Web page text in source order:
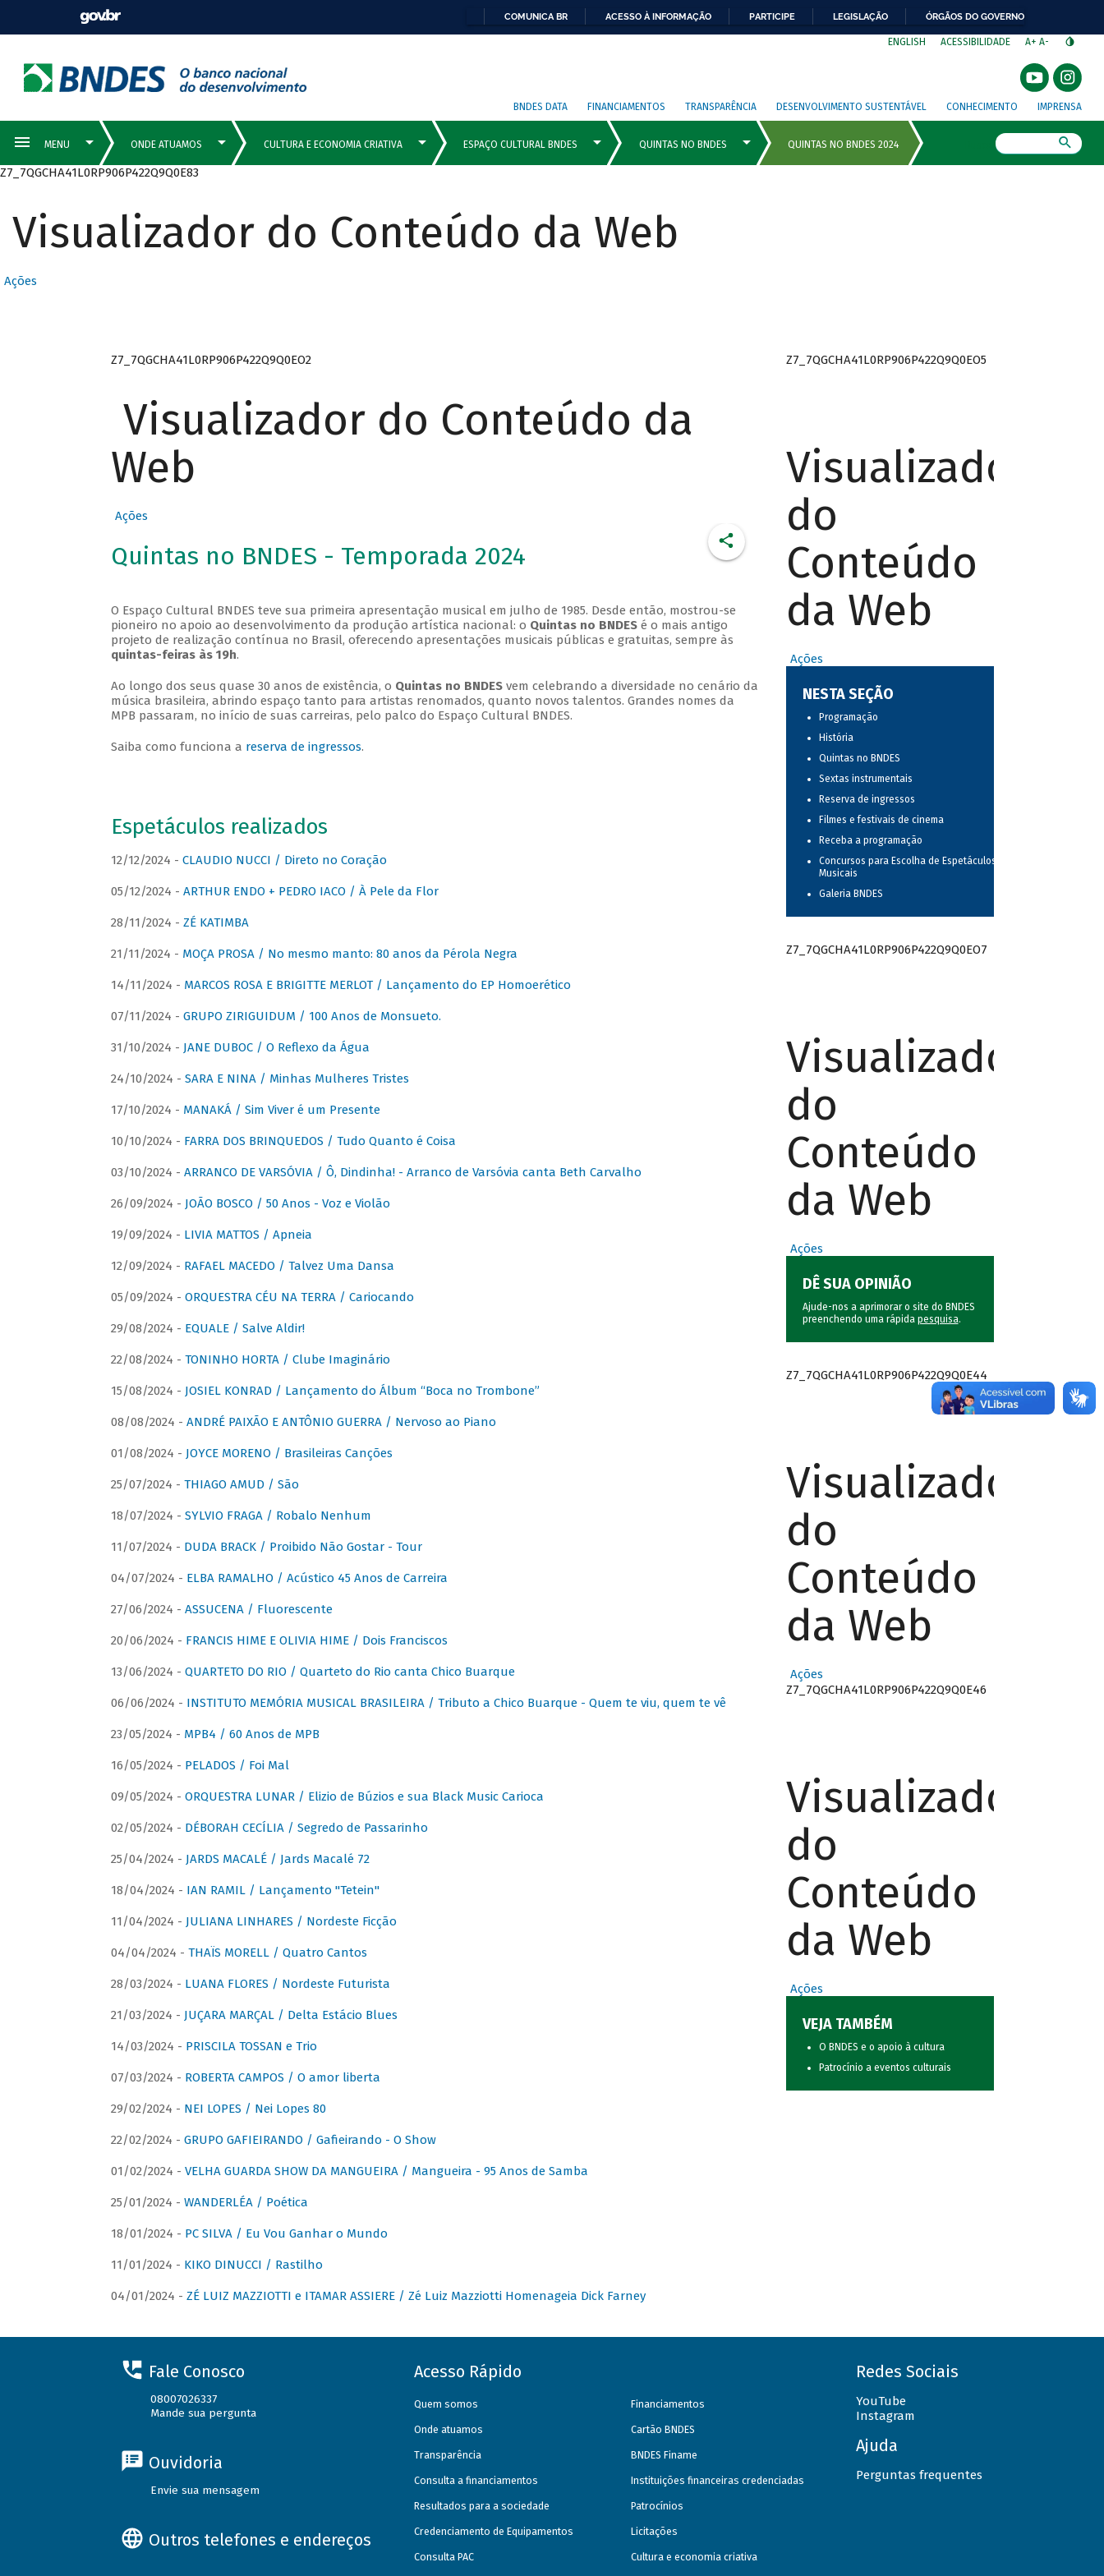
COMUNICA BR ACESSO À INFORMAÇÃO PARTICIPE LEGISLAÇÃO ÓRGÃOS DO GOVERNO
ENGLISH ACESSIBILIDADE A+ A-
BNDES DATA FINANCIAMENTOS TRANSPARÊNCIA DESENVOLVIMENTO SUSTENTÁVEL CONHECIMENTO IMPRENSA
Z7_7QGCHA41L0RP906P422Q9Q0E83
Visualizador do Conteúdo da Web
Ações
Z7_7QGCHA41L0RP906P422Q9Q0EO2
Visualizador do Conteúdo da
Web
Ações
Quintas no BNDES - Temporada 2024
O Espaço Cultural BNDES teve sua primeira apresentação musical em julho de 1985. Desde então, mostrou-se
pioneiro no apoio ao desenvolvimento da produção artística nacional: o Quintas no BNDESé o mais antigo
projeto de realização contínua no Brasil, oferecendo apresentações musicais públicas e gratuitas, sempre às
quintas-feiras às 19h.
Ao longo dos seus quase 30 anos de existência, o Quintas no BNDESvem celebrando a diversidade no cenário da
música brasileira, abrindo espaço tanto para artistas renomados, quanto novos talentos. Grandes nomes da
MPB passaram, no início de suas carreiras, pelo palco do Espaço Cultural BNDES.
Saiba como funciona a reserva de ingressos.
Espetáculos realizados
12/12/2024 - CLAUDIO NUCCI / Direto no Coração
05/12/2024 - ARTHUR ENDO + PEDRO IACO / À Pele da Flor
28/11/2024 - ZÉ KATIMBA
21/11/2024 - MOÇA PROSA / No mesmo manto: 80 anos da Pérola Negra
14/11/2024 - MARCOS ROSA E BRIGITTE MERLOT / Lançamento do EP Homoerético
07/11/2024 - GRUPO ZIRIGUIDUM / 100 Anos de Monsueto.
31/10/2024 - JANE DUBOC / O Reflexo da Água
24/10/2024 - SARA E NINA / Minhas Mulheres Tristes
17/10/2024 - MANAKÁ / Sim Viver é um Presente
10/10/2024 - FARRA DOS BRINQUEDOS / Tudo Quanto é Coisa
03/10/2024 - ARRANCO DE VARSÓVIA / Ô, Dindinha! - Arranco de Varsóvia canta Beth Carvalho
26/09/2024 - JOÃO BOSCO / 50 Anos - Voz e Violão
19/09/2024 - LIVIA MATTOS / Apneia
12/09/2024 - RAFAEL MACEDO / Talvez Uma Dansa
05/09/2024 - ORQUESTRA CÉU NA TERRA / Cariocando
29/08/2024 - EQUALE / Salve Aldir!
22/08/2024 - TONINHO HORTA / Clube Imaginário
15/08/2024 - JOSIEL KONRAD / Lançamento do Álbum “Boca no Trombone”
08/08/2024 - ANDRÉ PAIXÃO E ANTÔNIO GUERRA / Nervoso ao Piano
01/08/2024 - JOYCE MORENO / Brasileiras Canções
25/07/2024 - THIAGO AMUD / São
18/07/2024 - SYLVIO FRAGA / Robalo Nenhum
11/07/2024 - DUDA BRACK / Proibido Não Gostar - Tour
04/07/2024 - ELBA RAMALHO / Acústico 45 Anos de Carreira
27/06/2024 - ASSUCENA / Fluorescente
20/06/2024 - FRANCIS HIME E OLIVIA HIME / Dois Franciscos
13/06/2024 - QUARTETO DO RIO / Quarteto do Rio canta Chico Buarque
06/06/2024 - INSTITUTO MEMÓRIA MUSICAL BRASILEIRA / Tributo a Chico Buarque - Quem te viu, quem te vê
23/05/2024 - MPB4 / 60 Anos de MPB
16/05/2024 - PELADOS / Foi Mal
09/05/2024 - ORQUESTRA LUNAR / Elizio de Búzios e sua Black Music Carioca
02/05/2024 - DÉBORAH CECÍLIA / Segredo de Passarinho
25/04/2024 - JARDS MACALÉ / Jards Macalé 72
18/04/2024 - IAN RAMIL / Lançamento "Tetein"
11/04/2024 - JULIANA LINHARES / Nordeste Ficção
04/04/2024 - THAÏS MORELL / Quatro Cantos
28/03/2024 - LUANA FLORES / Nordeste Futurista
21/03/2024 - JUÇARA MARÇAL / Delta Estácio Blues
14/03/2024 - PRISCILA TOSSAN e Trio
07/03/2024 - ROBERTA CAMPOS / O amor liberta
29/02/2024 - NEI LOPES / Nei Lopes 80
22/02/2024 - GRUPO GAFIEIRANDO / Gafieirando - O Show
01/02/2024 - VELHA GUARDA SHOW DA MANGUEIRA / Mangueira - 95 Anos de Samba
25/01/2024 - WANDERLÉA / Poética
18/01/2024 - PC SILVA / Eu Vou Ganhar o Mundo
11/01/2024 - KIKO DINUCCI / Rastilho
04/01/2024 - ZÉ LUIZ MAZZIOTTI e ITAMAR ASSIERE / Zé Luiz Mazziotti Homenageia Dick Farney
Z7_7QGCHA41L0RP906P422Q9Q0EO5
Visualizador
do
Conteúdo
da Web
Ações
NESTA SEÇÃO
Programação
História
Quintas no BNDES
Sextas instrumentais
Reserva de ingressos
Filmes e festivais de cinema
Receba a programação
Concursos para Escolha de Espetáculos
Musicais
Galeria BNDES
Z7_7QGCHA41L0RP906P422Q9Q0EO7
Visualizador
do
Conteúdo
da Web
Ações
DÊ SUA OPINIÃO
Ajude-nos a aprimorar o site do BNDES
preenchendo uma rápida pesquisa.
Z7_7QGCHA41L0RP906P422Q9Q0E44
Visualizador
do
Conteúdo
da Web
Ações
Z7_7QGCHA41L0RP906P422Q9Q0E46
Visualizador
do
Conteúdo
da Web
Ações
VEJA TAMBÉM
O BNDES e o apoio à cultura
Patrocínio a eventos culturais
Fale Conosco
08007026337
Mande sua pergunta
Ouvidoria
Envie sua mensagem
Outros telefones e endereços
Acesso Rápido
Quem somos
Onde atuamos
Transparência
Consulta a financiamentos
Resultados para a sociedade
Credenciamento de Equipamentos
Consulta PAC
Financiamentos
Cartão BNDES
BNDES Finame
Instituições financeiras credenciadas
Patrocínios
Licitações
Cultura e economia criativa
Redes Sociais
YouTube
Instagram
Ajuda
Perguntas frequentes